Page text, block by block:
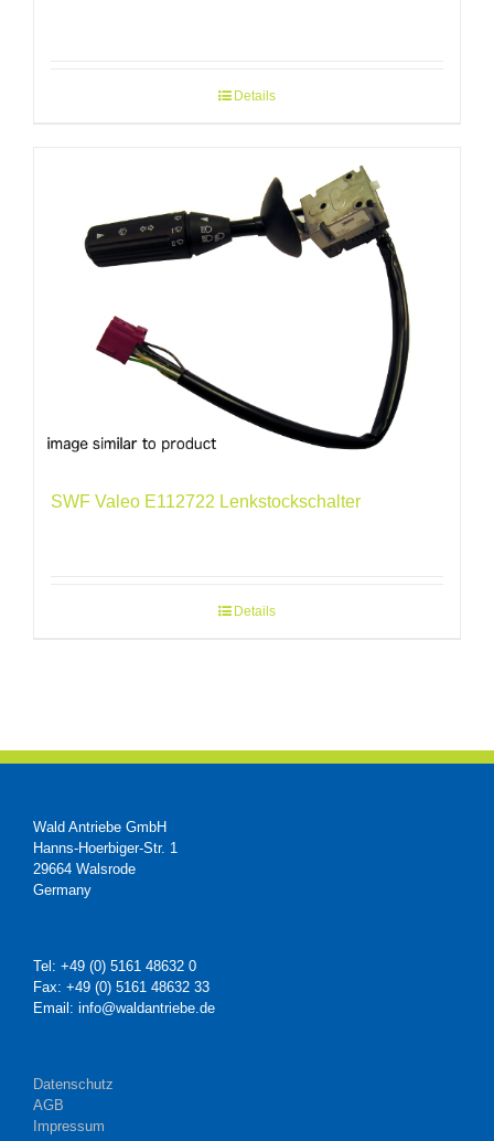
Details
SWF Valeo E112722 Lenkstockschalter
Details
Wald Antriebe GmbH
Hanns-Hoerbiger-Str. 1
29664 Walsrode
Germany
Tel: +49 (0) 5161 48632 0
Fax: +49 (0) 5161 48632 33
Email: info@waldantriebe.de
Datenschutz
AGB
Impressum